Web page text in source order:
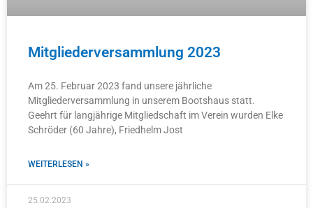
Mitgliederversammlung 2023
Am 25. Februar 2023 fand unsere jährliche
Mitgliederversammlung in unserem Bootshaus statt.
Geehrt für langjährige Mitgliedschaft im Verein wurden Elke
Schröder (60 Jahre), Friedhelm Jost
WEITERLESEN »
25.02.2023